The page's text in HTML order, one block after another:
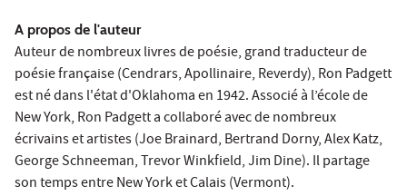
A propos de l'auteur
Auteur de nombreux livres de poésie, grand traducteur de
poésie française (Cendrars, Apollinaire, Reverdy), Ron Padgett
est né dans l'état d'Oklahoma en 1942. Associé à l’école de
New York, Ron Padgett a collaboré avec de nombreux
écrivains et artistes (Joe Brainard, Bertrand Dorny, Alex Katz,
George Schneeman, Trevor Winkfield, Jim Dine). Il partage
son temps entre New York et Calais (Vermont).